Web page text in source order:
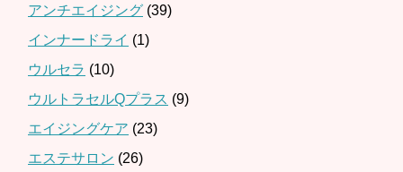
アンチエイジング (39)
インナードライ (1)
ウルセラ (10)
ウルトラセルQプラス (9)
エイジングケア (23)
エステサロン (26)